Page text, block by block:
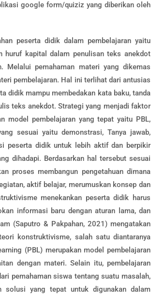
google form/quiziz yang diberikan oleh
peserta didik dalam pembelajaran yaitu
huruf kapital dalam penulisan teks anekdot
Melalui pemahaman materi yang dikemas
pembelajaran. Hal ini terlihat dari antusias
didik mampu membedakan kata baku, tanda
teks anekdot. Strategi yang menjadi faktor
model pembelajaran yang tepat yaitu PBL,
sesuai yaitu demonstrasi, Tanya jawab,
peserta didik untuk lebih aktif dan berpikir
dihadapi. Berdasarkan hal tersebut sesuai
proses membangun pengetahuan dimana
aktif belajar, merumuskan konsep dan
menekankan peserta didik harus
informasi baru dengan aturan lama, dan
(Saputro & Pakpahan, 2021) mengatakan
konstruktivisme, salah satu diantaranya
(PBL) merupakan model pembelajaran
dengan materi. Selain itu, pembelajaran
pemahaman siswa tentang suatu masalah,
solusi yang tepat untuk digunakan dalam